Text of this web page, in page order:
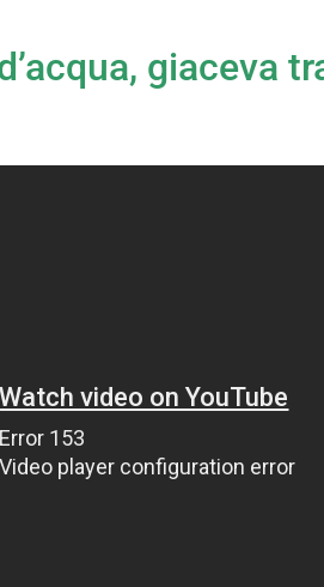
giaceva